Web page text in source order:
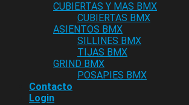
CUBIERTAS Y MAS BMX
CUBIERTAS BMX
ASIENTOS BMX
SILLINES BMX
TIJAS BMX
GRIND BMX
POSAPIES BMX
Contacto
Login